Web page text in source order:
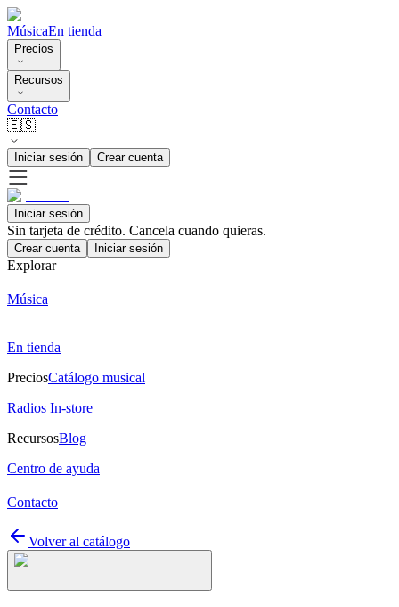
MúsicaEn tienda
Precios
Recursos
Contacto
🇪🇸
Iniciar sesión Crear cuenta
Iniciar sesión
Sin tarjeta de crédito. Cancela cuando quieras.
Crear cuenta Iniciar sesión
Explorar
Música
En tienda
PreciosCatálogo musical
Radios In-store
RecursosBlog
Centro de ayuda
Contacto
Volver al catálogo